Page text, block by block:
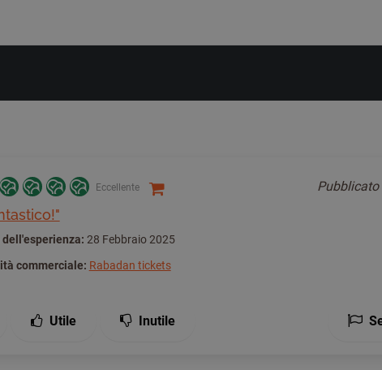
Eccellente Pubblicato
dell'esperienza: 28 Febbraio 2025
commerciale: Rabadan tickets
Utile Inutile